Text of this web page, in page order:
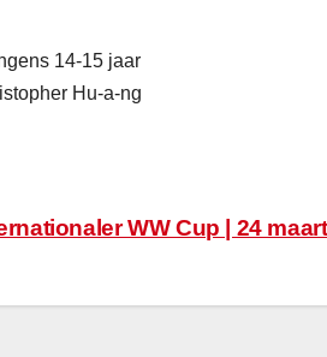
14-15 jaar
Hu-a-ng
WW Cup | 24